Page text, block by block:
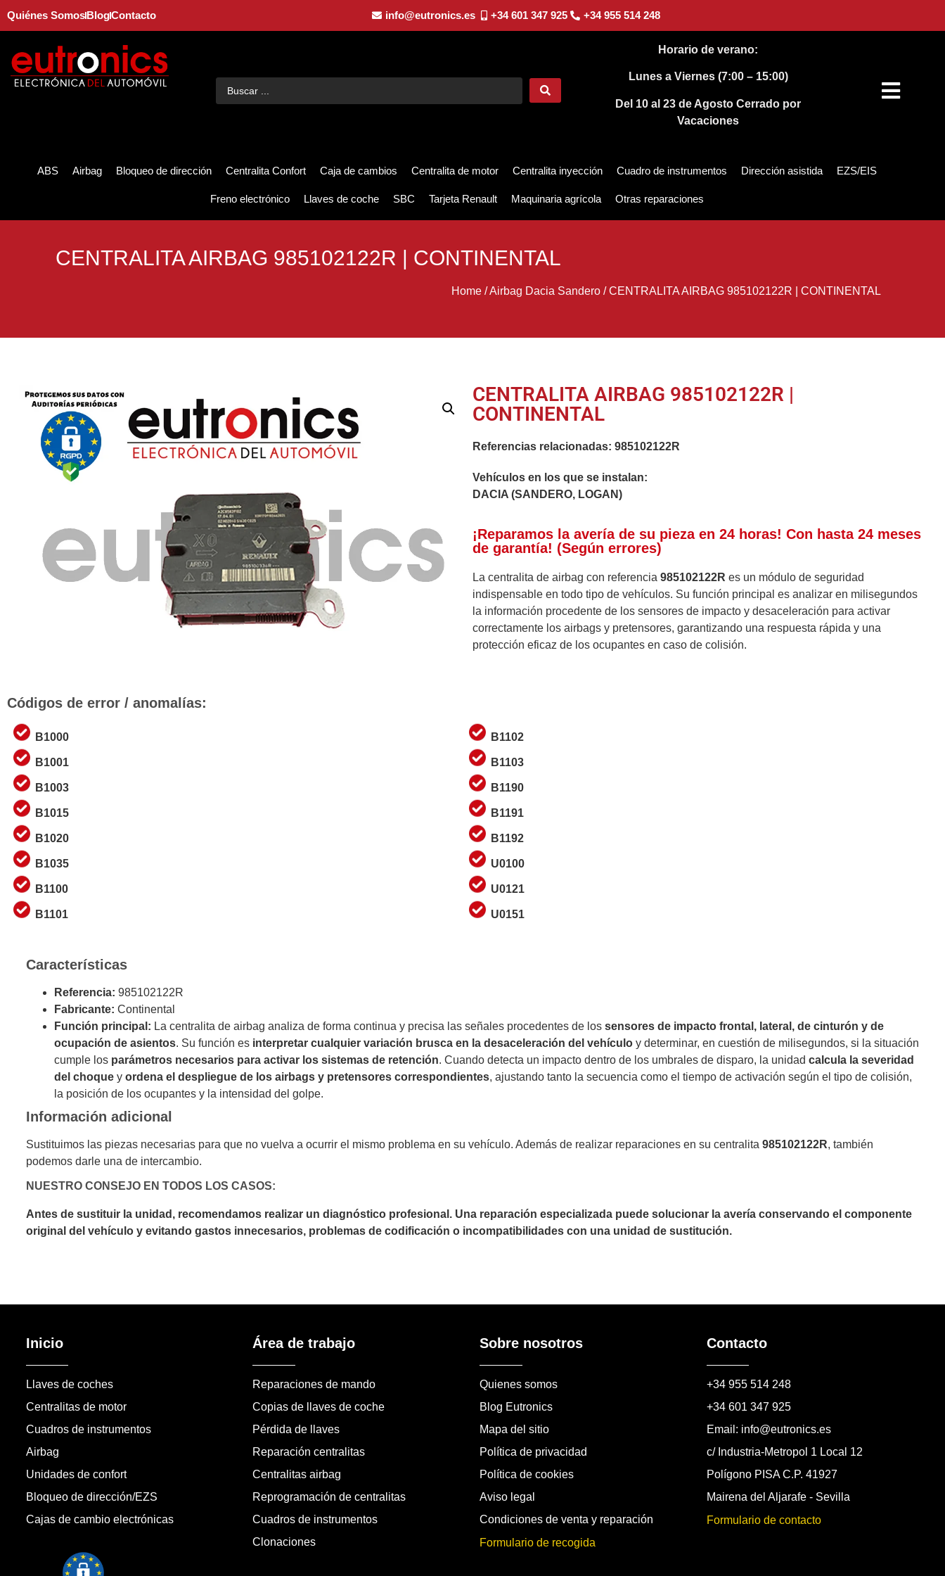
Quiénes SomosBlogContacto info@eutronics.es +34 601 347 925 +34 955 514 248
Horario de verano:
Lunes a Viernes (7:00 – 15:00)
Del 10 al 23 de AgostoCerrado por
Vacaciones
ABS Airbag Bloqueo de dirección Centralita Confort Caja de cambios Centralita de motor Centralita inyección Cuadro de instrumentos Dirección asistida EZS/EIS
Freno electrónico Llaves de coche SBC Tarjeta Renault Maquinaria agrícola Otras reparaciones
CENTRALITA AIRBAG 985102122R | CONTINENTAL
Home/Airbag Dacia Sandero/CENTRALITA AIRBAG 985102122R | CONTINENTAL
CENTRALITA AIRBAG 985102122R |
CONTINENTAL
Referencias relacionadas: 985102122R
Vehículos en los que se instalan:
DACIA (SANDERO, LOGAN)
¡Reparamos la avería de su pieza en 24 horas! Con hasta 24 meses
de garantía! (Según errores)
La centralita de airbag con referencia 985102122R es un módulo de seguridad
indispensable en todo tipo de vehículos. Su función principal es analizar en milisegundos
la información procedente de los sensores de impacto y desaceleración para activar
correctamente los airbags y pretensores, garantizando una respuesta rápida y una
protección eficaz de los ocupantes en caso de colisión.
Códigos de error / anomalías:
B1000
B1001
B1003
B1015
B1020
B1035
B1100
B1101
B1102
B1103
B1190
B1191
B1192
U0100
U0121
U0151
Características
Referencia: 985102122R
Fabricante: Continental
Función principal: La centralita de airbag analiza de forma continua y precisa las señales procedentes de los sensores de impacto frontal, lateral, de cinturón y de
ocupación de asientos. Su función es interpretar cualquier variación brusca en la desaceleración del vehículoy determinar, en cuestión de milisegundos, si la situación
cumple los parámetros necesarios para activar los sistemas de retención. Cuando detecta un impacto dentro de los umbrales de disparo, la unidad calcula la severidad
del choquey ordena el despliegue de los airbags y pretensores correspondientes, ajustando tanto la secuencia como el tiempo de activación según el tipo de colisión,
la posición de los ocupantes y la intensidad del golpe.
Información adicional
Sustituimos las piezas necesarias para que no vuelva a ocurrir el mismo problema en su vehículo. Además de realizar reparaciones en su centralita 985102122R, también
podemos darle una de intercambio.
NUESTRO CONSEJO EN TODOS LOS CASOS:
Antes de sustituir la unidad, recomendamos realizar un diagnóstico profesional. Una reparación especializada puede solucionar la avería conservando el componente
original del vehículo y evitando gastos innecesarios, problemas de codificación o incompatibilidades con una unidad de sustitución.
Inicio
Llaves de coches
Centralitas de motor
Cuadros de instrumentos
Airbag
Unidades de confort
Bloqueo de dirección/EZS
Cajas de cambio electrónicas
Área de trabajo
Reparaciones de mando
Copias de llaves de coche
Pérdida de llaves
Reparación centralitas
Centralitas airbag
Reprogramación de centralitas
Cuadros de instrumentos
Clonaciones
Sobre nosotros
Quienes somos
Blog Eutronics
Mapa del sitio
Política de privacidad
Política de cookies
Aviso legal
Condiciones de venta y reparación
Formulario de recogida
Contacto
+34 955 514 248
+34 601 347 925
Email: info@eutronics.es
c/ Industria-Metropol 1 Local 12
Polígono PISA C.P. 41927
Mairena del Aljarafe - Sevilla
Formulario de contacto